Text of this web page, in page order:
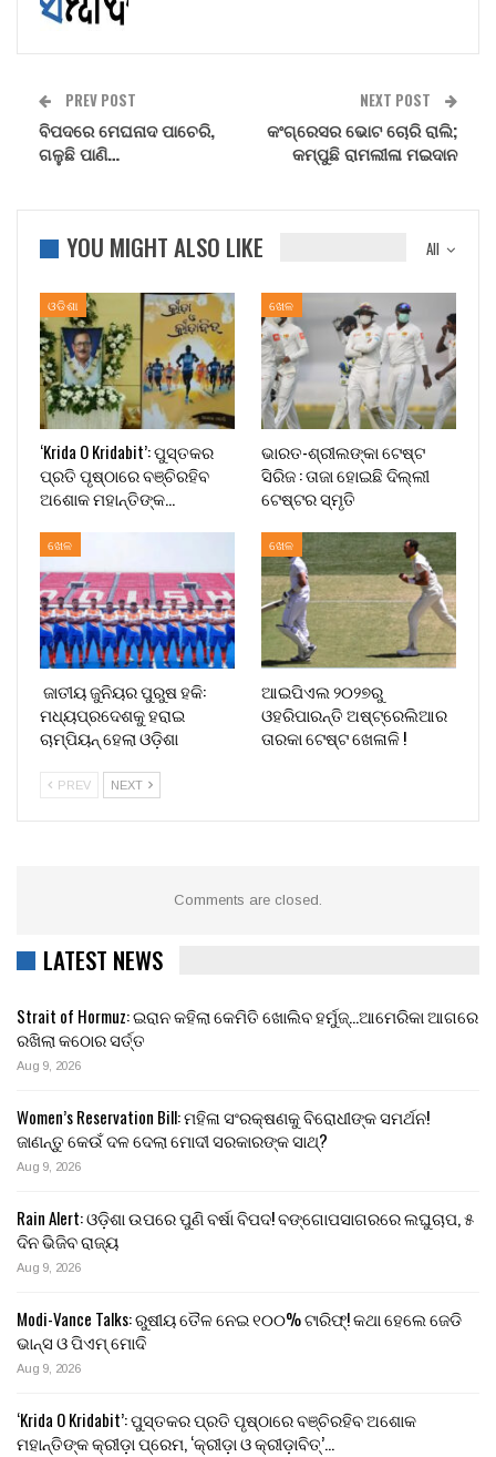
PREV POST
ବିପଦରେ ମେଘନାଦ ପାଚେରି,
ଗଳୁଛି ପାଣି…
NEXT POST
କଂଗ୍ରେସର ଭୋଟ ଚୋରି ରାଲି;
କମ୍ପୁଛି ରାମଲୀଳା ମଇଦାନ
All
YOU MIGHT ALSO LIKE
ଓଡିଶା
‘Krida O Kridabit’: ପୁସ୍ତକର
ପ୍ରତି ପୃଷ୍ଠାରେ ବଞ୍ଚିରହିବ
ଅଶୋକ ମହାନ୍ତିଙ୍କ…
ଖେଳ
ଭାରତ-ଶ୍ରୀଲଙ୍କା ଟେଷ୍ଟ
ସିରିଜ : ତାଜା ହୋଇଛି ଦିଲ୍ଲୀ
ଟେଷ୍ଟର ସ୍ମୃତି
ଖେଳ
ଜାତୀୟ ଜୁନିୟର ପୁରୁଷ ହକି:
ମଧ୍ୟପ୍ରଦେଶକୁ ହରାଇ
ଚାମ୍ପିୟନ୍ ହେଲା ଓଡ଼ିଶା
ଖେଳ
ଆଇପିଏଲ ୨୦୨୭ରୁ
ଓହରିପାରନ୍ତି ଅଷ୍ଟ୍ରେଲିଆର
ତାରକା ଟେଷ୍ଟ ଖେଳାଳି !
PREV NEXT
Comments are closed.
LATEST NEWS
Strait of Hormuz: ଇରାନ କହିଲା କେମିତି ଖୋଲିବ ହର୍ମୁଜ୍…ଆମେରିକା ଆଗରେ
ରଖିଲା କଠୋର ସର୍ତ୍ତ
Aug 9, 2026
Women’s Reservation Bill: ମହିଳା ସଂରକ୍ଷଣକୁ ବିରୋଧୀଙ୍କ ସମର୍ଥନ!
ଜାଣନ୍ତୁ କେଉଁ ଦଳ ଦେଲା ମୋଦୀ ସରକାରଙ୍କ ସାଥ୍?
Aug 9, 2026
Rain Alert: ଓଡ଼ିଶା ଉପରେ ପୁଣି ବର୍ଷା ବିପଦ! ବଙ୍ଗୋପସାଗରରେ ଲଘୁଚାପ, ୫
ଦିନ ଭିଜିବ ରାଜ୍ୟ
Aug 9, 2026
Modi-Vance Talks: ରୁଷୀୟ ତୈଳ ନେଇ ୧୦୦% ଟାରିଫ୍! କଥା ହେଲେ ଜେଡି
ଭାନ୍ସ ଓ ପିଏମ୍ ମୋଦି
Aug 9, 2026
‘Krida O Kridabit’: ପୁସ୍ତକର ପ୍ରତି ପୃଷ୍ଠାରେ ବଞ୍ଚିରହିବ ଅଶୋକ
ମହାନ୍ତିଙ୍କ କ୍ରୀଡ଼ା ପ୍ରେମ, ‘କ୍ରୀଡ଼ା ଓ କ୍ରୀଡ଼ାବିତ୍’…